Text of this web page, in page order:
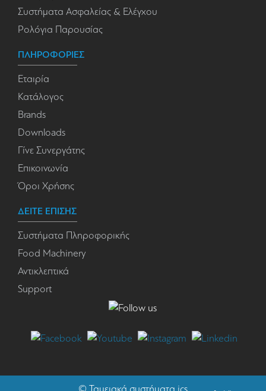
Συστήματα Ασφαλείας & Ελέγχου
Ρολόγια Παρουσίας
ΠΛΗΡΟΦΟΡΙΕΣ
Εταιρία
Κατάλογος
Brands
Downloads
Γίνε Συνεργάτης
Επικοινωνία
Όροι Χρήσης
ΔΕΙΤΕ ΕΠΙΣΗΣ
Συστήματα Πληροφορικής
Food Machinery
Αντικλεπτικά
Support